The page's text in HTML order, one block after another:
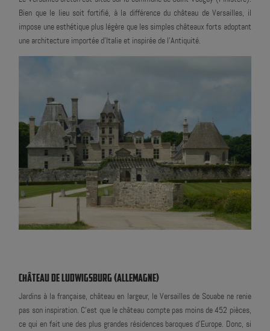
Bien que le lieu soit fortifié, à la différence du château de Versailles, il
impose une esthétique plus légère que les simples châteaux forts adoptant
une architecture importée d'Italie et inspirée de l'Antiquité.
CHÂTEAU DE LUDWIGSBURG (ALLEMAGNE)
Jardins à la française, château en largeur, le Versailles de Souabe ne renie
pas son inspiration. C'est que le château compte pas moins de 452 pièces,
ce qui en fait une des plus grandes résidences baroques d'Europe. Donc, si